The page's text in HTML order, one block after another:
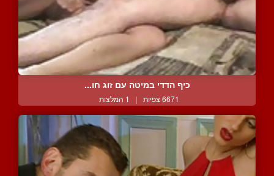
כיף הדדי במיטה עם זוג חו...
6671 צפיות | 1 המלצות